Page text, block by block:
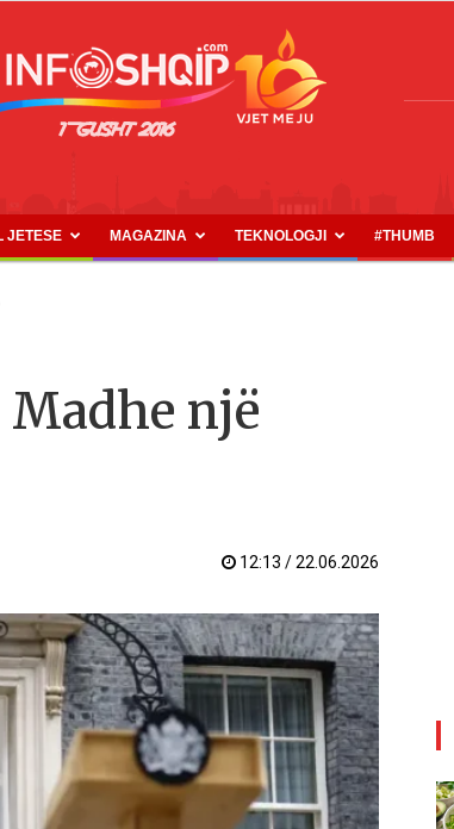
INFOSHQIP.COM
JETESE MAGAZINA TEKNOLOGJI #THUMB
një
12:13 / 22.06.2026